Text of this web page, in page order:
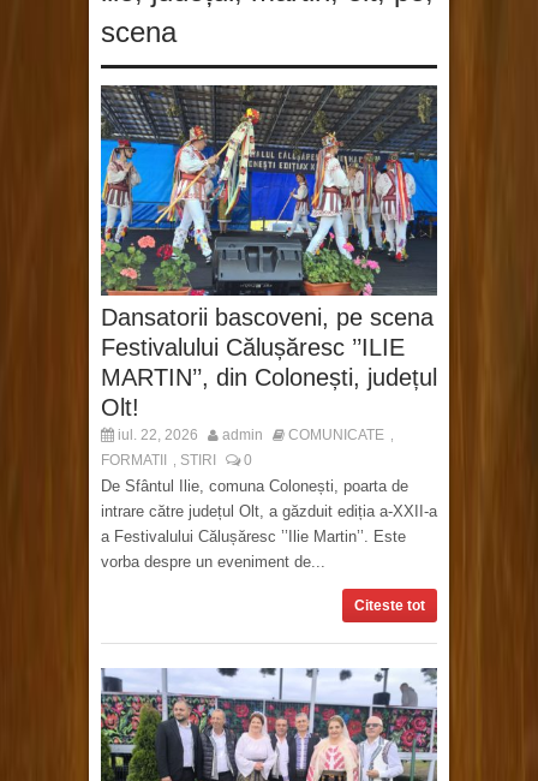
scena
Dansatorii bascoveni, pe scena
Festivalului Călușăresc ’’ILIE
MARTIN’’, din Colonești, județul
Olt!
iul. 22, 2026 admin COMUNICATE
FORMATII STIRI 0
De Sfântul Ilie, comuna Colonești, poarta de
intrare către județul Olt, a găzduit ediția a-XXII-a
a Festivalului Călușăresc ’’Ilie Martin’’. Este
vorba despre un eveniment de...
Citeste tot